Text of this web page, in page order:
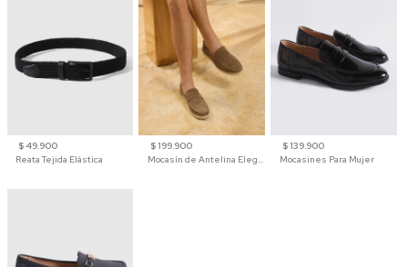
$ 49.900
Reata Tejida Elástica
$ 199.900
Mocasín de Antelina Elegante con Suela de Contraste Para Hombre
$ 139.900
Mocasines Para Mujer